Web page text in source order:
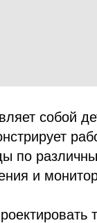
собой
по
и